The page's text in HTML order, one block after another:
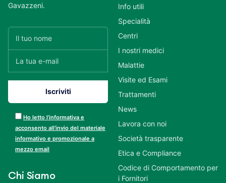
Gavazzeni.
Ho letto l’informativa e
acconsento all’invio del materiale
informativo e promozionale a
mezzo email
Chi Siamo
Info utili
Specialità
Centri
I nostri medici
Malattie
Visite ed Esami
Trattamenti
News
Lavora con noi
Società trasparente
Etica e Compliance
Codice di Comportamento per
i Fornitori